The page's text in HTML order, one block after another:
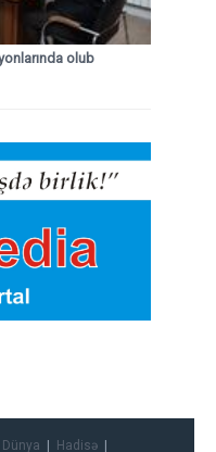
olub
Dünya Hadisə